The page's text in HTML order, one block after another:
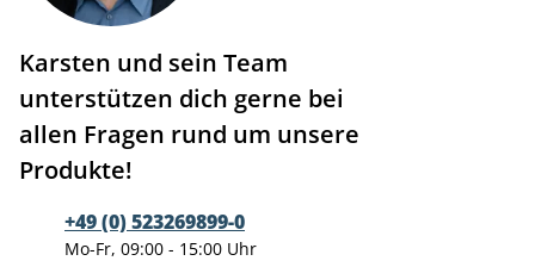
Karsten und sein Team
unterstützen dich gerne bei
allen Fragen rund um unsere
Produkte!
+49 (0) 523269899-0
Mo-Fr, 09:00 - 15:00 Uhr